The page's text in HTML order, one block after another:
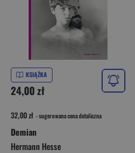
KSIĄŻKA
24,00 zł
32,00 zł - sugerowana cena detaliczna
Demian
Hermann Hesse